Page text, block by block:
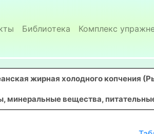
Библиотека Комплекс
жирная холодного копчения
минеральные вещества,